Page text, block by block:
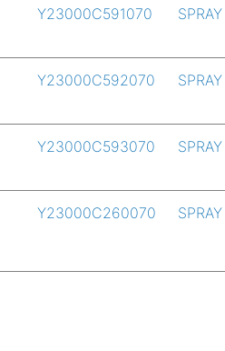
Y23000C591070 SPRAY
Y23000C592070 SPRAY
Y23000C593070 SPRAY
Y23000C260070 SPRAY